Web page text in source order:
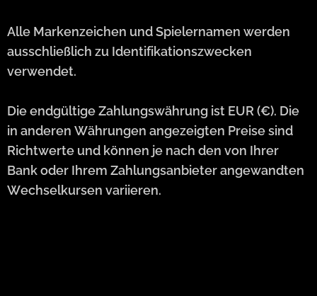
Alle Markenzeichen und Spielernamen werden
ausschließlich zu Identifikationszwecken
verwendet.
Die endgültige Zahlungswährung ist EUR (€). Die
in anderen Währungen angezeigten Preise sind
Richtwerte und können je nach den von Ihrer
Bank oder Ihrem Zahlungsanbieter angewandten
Wechselkursen variieren.